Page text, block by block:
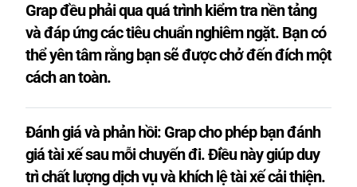
Grap đều phải qua quá trình kiểm tra nền tảng
và đáp ứng các tiêu chuẩn nghiêm ngặt. Bạn có
thể yên tâm rằng bạn sẽ được chở đến đích một
cách an toàn.
Đánh giá và phản hồi: Grap cho phép bạn đánh
giá tài xế sau mỗi chuyến đi. Điều này giúp duy
trì chất lượng dịch vụ và khích lệ tài xế cải thiện.